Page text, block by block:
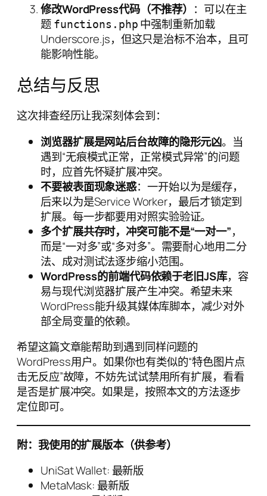
修改WordPress代码（不推荐） ：可以在主
题 functions.php 中强制重新加载
Underscore.js，但这只是治标不治本，且可
能影响性能。
总结与反思
这次排查经历让我深刻体会到：
浏览器扩展是网站后台故障的隐形元凶。当
遇到“无痕模式正常，正常模式异常”的问题
时，应首先怀疑扩展冲突。
不要被表面现象迷惑：一开始以为是缓存，
后来以为是Service Worker，最后才锁定到
扩展。每一步都要用对照实验验证。
多个扩展共存时，冲突可能不是“一对一”，
而是“一对多”或“多对多”。需要耐心地用二分
法、成对测试法逐步缩小范围。
WordPress的前端代码依赖于老旧JS库，容
易与现代浏览器扩展产生冲突。希望未来
WordPress能升级其媒体库脚本，减少对外
部全局变量的依赖。
希望这篇文章能帮助到遇到同样问题的
WordPress用户。如果你也有类似的“特色图片点
击无反应”故障，不妨先试试禁用所有扩展，看看
是否是扩展冲突。如果是，按照本文的方法逐步
定位即可。
附：我使用的扩展版本（供参考）
UniSat Wallet: 最新版
MetaMask: 最新版